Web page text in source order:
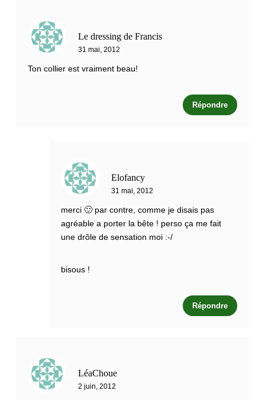
Le dressing de Francis
31 mai, 2012
Ton collier est vraiment beau!
Répondre
Elofancy
31 mai, 2012
merci 🙂 par contre, comme je disais pas
agréable a porter la bête ! perso ça me fait
une drôle de sensation moi :-/
bisous !
Répondre
LéaChoue
2 juin, 2012